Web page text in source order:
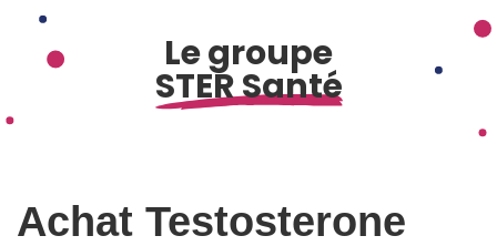
Le groupe
STER Santé
Achat Testosterone